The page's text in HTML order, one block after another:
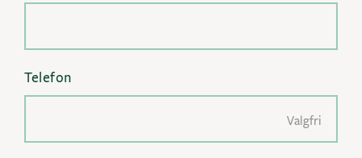
Telefon
Valgfri